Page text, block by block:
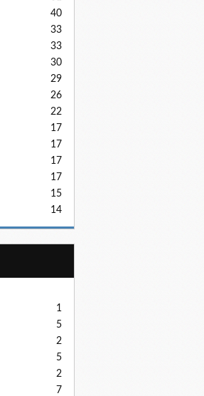
40
33
33
30
29
26
22
17
17
17
17
15
14
1
5
2
5
2
7